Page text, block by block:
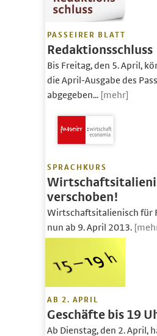
PASSEIRER BLATT
Redaktionsschluss
Bis Freitag, den 5. April,
die April-Ausgabe des
abgegeben... [mehr]
SPRACHKURS
verschoben!
Wirtschaftsitalienisch für
nun ab 9. April 2013.
AB 2. APRIL
Geschäfte bis 19
Ab Dienstag, den 2. April,